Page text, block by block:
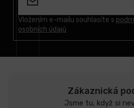
Vložením e-mailu souhlasíte s
osobních údajů
Zákaznická
Jsme tu, když si